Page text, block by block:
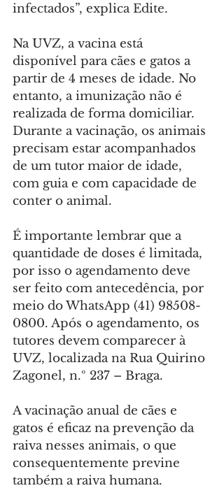
infectados”, explica Edite.
Na UVZ, a vacina está
disponível para cães e gatos a
partir de 4 meses de idade. No
entanto, a imunização não é
realizada de forma domiciliar.
Durante a vacinação, os animais
precisam estar acompanhados
de um tutor maior de idade,
com guia e com capacidade de
conter o animal.
É importante lembrar que a
quantidade de doses é limitada,
por isso o agendamento deve
ser feito com antecedência, por
meio do WhatsApp (41) 98508-
0800. Após o agendamento, os
tutores devem comparecer à
UVZ, localizada na Rua Quirino
Zagonel, n.º 237 – Braga.
A vacinação anual de cães e
gatos é eficaz na prevenção da
raiva nesses animais, o que
consequentemente previne
também a raiva humana.